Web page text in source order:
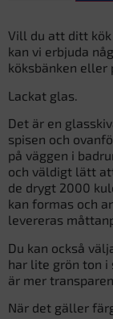
Vill du att ditt
kan vi erbjuda
köksbänken eller
Lackat glas.
Det är en
spisen och
på väggen i
och väldigt lätt
de drygt 2000
kan formas och
levereras
Du kan också
har lite grön ton
är mer
När det gäller